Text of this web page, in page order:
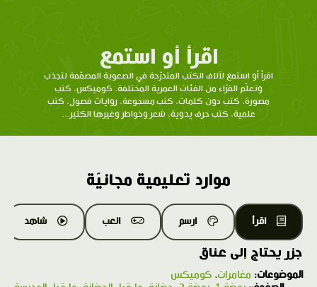
اقرأ أو استمع
اقرأ أو استمع لآلاف الكتب المتدرّحة في الصعوبة المصمّمة لتجذب
وتعلّم القرّاء من الفئات العمرية المختلفة. كوميكس، كتب
مصورة، كتب دون كلمات، كتب مسجوعة، روايات فصول، كتب
علمية، كتب حرف يدوية، شعر وخواطر وغيرها الكثير...
موارد تعليمية مجانيّة
اقرأ ارسم العب شاهد
جزر يحتاج إلى عناق
الموضوعات: مغامرات، كوميكس